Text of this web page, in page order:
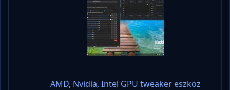
AMD, Nvidia, Intel GPU tweaker eszköz